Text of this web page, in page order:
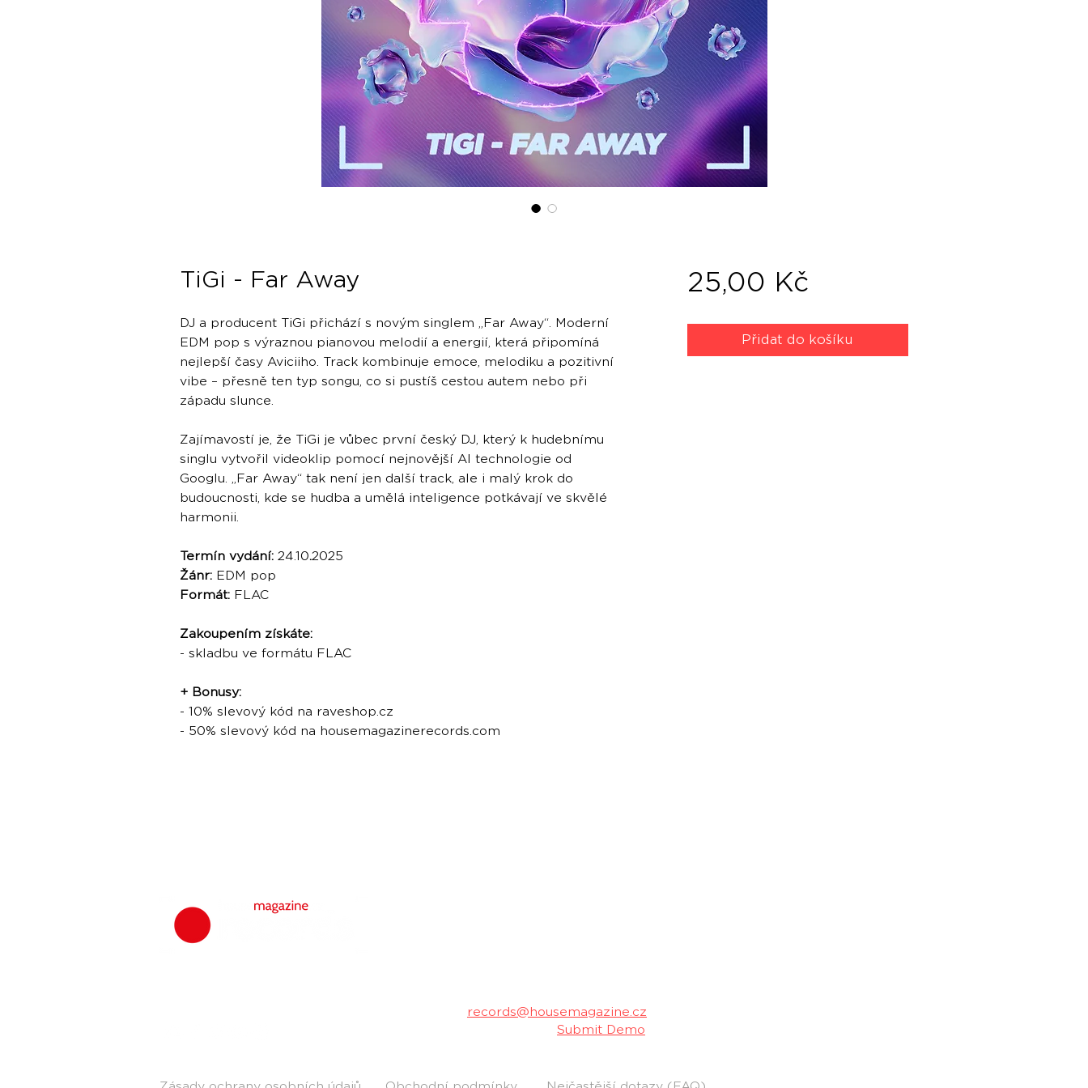
TiGi - Far Away
DJ a producent TiGi přichází s novým singlem „Far Away“. Moderní
EDM pop s výraznou pianovou melodií a energií, která připomíná
nejlepší časy Aviciiho. Track kombinuje emoce, melodiku a pozitivní
vibe – přesně ten typ songu, co si pustíš cestou autem nebo při
západu slunce.
Zajímavostí je, že TiGi je vůbec první český DJ, který k hudebnímu
singlu vytvořil videoklip pomocí nejnovější AI technologie od
Googlu. „Far Away“ tak není jen další track, ale i malý krok do
budoucnosti, kde se hudba a umělá inteligence potkávají ve skvělé
harmonii.
Termín vydání: 24.10.2025
Žánr: EDM pop
Formát: FLAC
Zakoupením získáte:
- skladbu ve formátu FLAC
+ Bonusy:
- 10% slevový kód na raveshop.cz
- 50% slevový kód na housemagazinerecords.com
25,00 KčCena
Přidat do košíku
records@housemagazine.cz
Submit Demo